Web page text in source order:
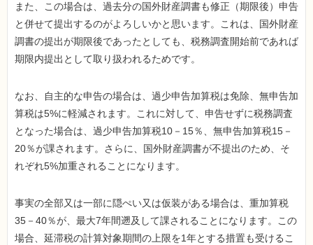
また、この場合は、過去分の国外財産調書も修正（期限後）申告
と併せて提出するのがよろしいかと思います。これは、国外財産
調書の提出が期限後であったとしても、税務調査開始前であれば
期限内提出として取り扱われるためです。
なお、自主的な申告の場合は、過少申告加算税は免除、無申告加
算税は5%に軽減されます。これに対して、申告せずに税務調査
となった場合は、過少申告加算税10－15％、無申告加算税15－
20％が課されます。さらに、国外財産調書が不提出のため、そ
れぞれ5%加重されることになります。
事実の全部又は一部に隠ぺい又は仮装がある場合は、重加算税
35－40％が、最大7年間遡及して課されることになります。この
場合、延滞税の計算対象期間の上限を1年とする措置も受けるこ